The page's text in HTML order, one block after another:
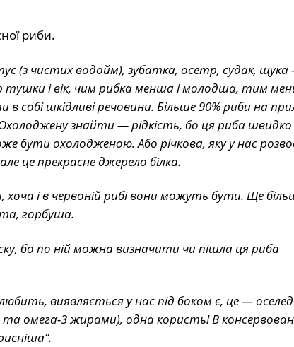
риби.
(з чистих водойм), зубатка, осетр, судак,
тушки і вік, чим рибка менша і молодша, тим
шкідливі речовини. Більше 90% риби на
знайти — рідкість, бо ця риба швидко
бути охолодженою. Або річкова, яку у нас
це прекрасне джерело білка.
і в червоній рибі вони можуть бути. Ще
горбуша.
бо по ній можна визначити чи пішла ця риба
виявляється у нас під боком є, це —
та омега-3 жирами), одна користь! В